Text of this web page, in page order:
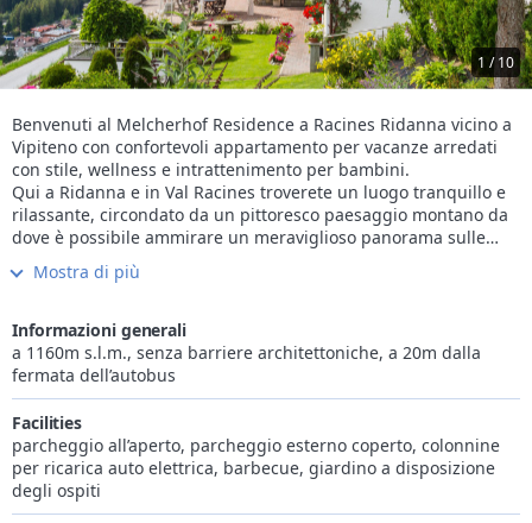
1 / 10
Benvenuti al Melcherhof Residence a Racines Ridanna vicino a
Vipiteno con confortevoli appartamento per vacanze arredati
con stile, wellness e intrattenimento per bambini.
Qui a Ridanna e in Val Racines troverete un luogo tranquillo e
rilassante, circondato da un pittoresco paesaggio montano da
dove è possibile ammirare un meraviglioso panorama sulle
circostanti cime delle Dolomiti e dei maestosi ghiacciai delle
Alpi dello Stubai. Magnifici sentieri per escursioni e trail per la
dinamiche, mentre in inverno potrete recarvi sulle piste di
Racines/Giovo, Monte Cavallo, Ladurno e altri 60 km di piste
per lo sci di fondo a Ridanna.
La vostra struttura ricettiva nei pressi di Vipiteno, Alto Adige, si
distingue per la posizione particolarmente soleggiata. Qui
troverete un’atmosfera cordiale e godrete di un servizio attento
e amorevole caratterizzato dall’ambiente confortevole e
familiare che renderanno le vostre vacanze indimenticabili.
Mostra di più
Informazioni generali
a 1160m s.l.m., senza barriere architettoniche, a 20m dalla
fermata dell’autobus
Facilities
parcheggio all’aperto, parcheggio esterno coperto, colonnine
per ricarica auto elettrica, barbecue, giardino a disposizione
degli ospiti